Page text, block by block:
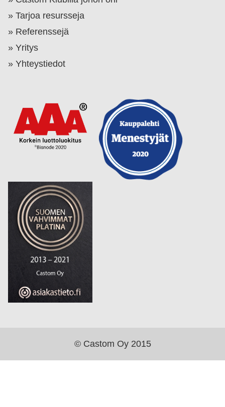
Tarjoa resursseja
Referenssejä
Yritys
Yhteystiedot
© Castom Oy 2015